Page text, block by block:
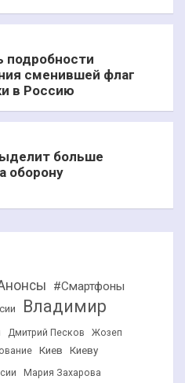
подробности
сменившей флаг
в Россию
больше
оборону
#Смартфоны
Владимир
Дмитрий Песков
Жозеп
Киев Киеву
Мария Захарова